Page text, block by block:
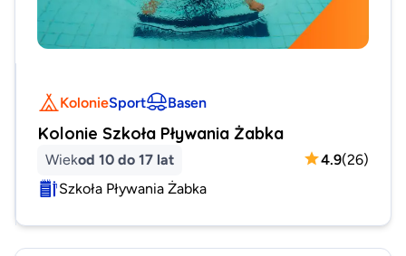
KolonieSport Basen
Kolonie Szkoła Pływania Żabka
Wiekod 10 do 17 lat 4.9(26)
Szkoła Pływania Żabka